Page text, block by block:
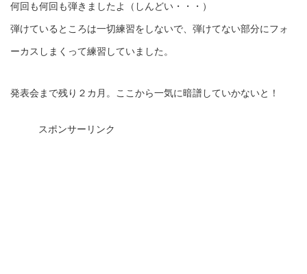
何回も何回も弾きましたよ（しんどい・・・）
弾けているところは一切練習をしないで、弾けてない部分にフォ
ーカスしまくって練習していました。
発表会まで残り２カ月。ここから一気に暗譜していかないと！
スポンサーリンク